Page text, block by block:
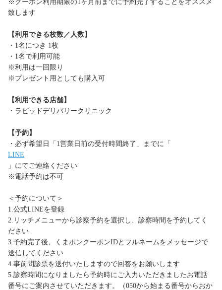
※クーポン利用期限の1ヶ月前までに予約完了することをオススメ
致します
【利用できる枚数／人数】
・1名につき 1枚
・1名で利用可能
※利用は一回限り
※プレゼント用としても購入可
【利用できる店舗】
・ラピッドデリバリークリニック
【予約】
・必ず希望日「1営業日前の受付時間終了」までに「
LINE
」にてご連絡ください
※電話予約は不可
＜予約について＞
1.公式LINEを登録
2.リッチメニューから診察予約を選択し、診察時間を予約してく
ださい
3.予約完了後、くまポンクーポンIDとフルネームをメッセージで
送信してください
4.事前問診票を送付いたしますので回答をお願いします
5.診察時間になりましたら予約時にご入力いただきましたお電話
番号にご案内させていただきます。（050から始まる番号からおか